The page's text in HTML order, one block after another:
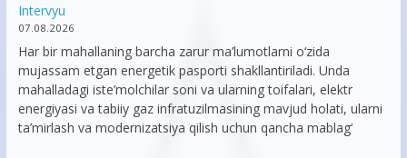
Intervyu
07.08.2026
Har bir mahallaning barcha zarur ma’lumotlarni o‘zida
mujassam etgan energetik pasporti shakllantiriladi. Unda
mahalladagi iste’molchilar soni va ularning toifalari, elektr
energiyasi va tabiiy gaz infratuzilmasining mavjud holati, ularni
ta’mirlash va modernizatsiya qilish uchun qancha mablag‘